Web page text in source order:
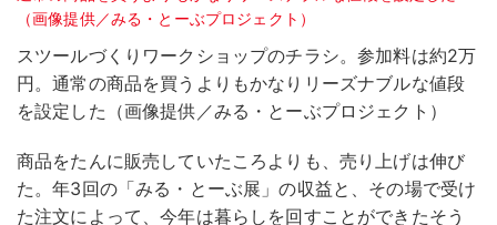
スツールづくりワークショップのチラシ。参加料は約2万
円。通常の商品を買うよりもかなりリーズナブルな値段
を設定した（画像提供／みる・とーぶプロジェクト）
商品をたんに販売していたころよりも、売り上げは伸び
た。年3回の「みる・とーぶ展」の収益と、その場で受け
た注文によって、今年は暮らしを回すことができたそう